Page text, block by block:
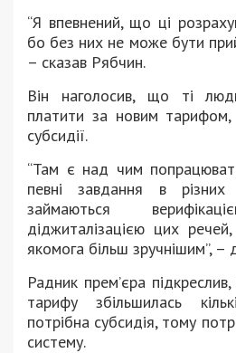
“Я впевнений, що ці
бо без них не може бути
– сказав Рябчин.
Він наголосив, що ті
платити за новим тарифом,
субсидії.
“Там є над чим
певні завдання в різних
займаються
діджиталізацією цих
якомога більш зручнішим”,
Радник прем’єра
тарифу збільшилась
потрібна субсидія, тому
систему.